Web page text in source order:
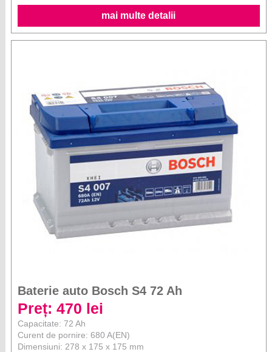
mai multe detalii
Baterie auto Bosch S4 72 Ah
Preț: 470 lei
Capacitate: 72 Ah
Curent de pornire: 680 A(EN)
Dimensiuni: 278 x 175 x 175 mm